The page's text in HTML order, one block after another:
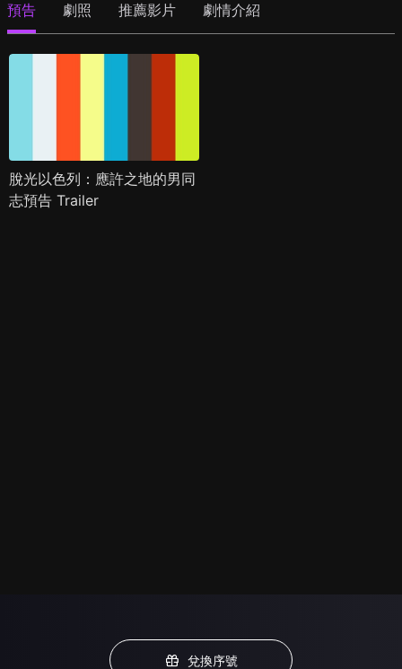
預告 劇照 推薦影片 劇情介紹
脫光以色列：應許之地的男同
志預告 Trailer
兌換序號